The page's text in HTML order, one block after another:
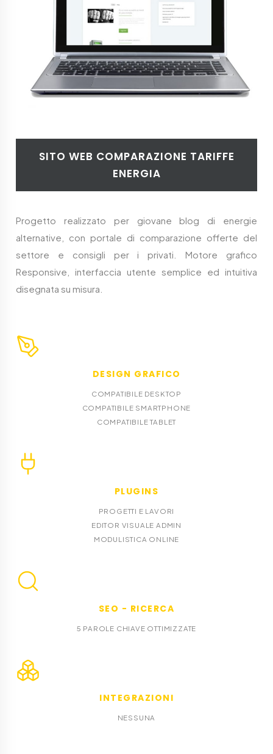
SITO WEB COMPARAZIONE TARIFFE
ENERGIA
Progetto realizzato per giovane blog di energie
alternative, con portale di comparazione offerte del
settore e consigli per i privati. Motore grafico
Responsive, interfaccia utente semplice ed intuitiva
disegnata su misura.
DESIGN GRAFICO
COMPATIBILE DESKTOP
COMPATIBILE SMARTPHONE
COMPATIBILE TABLET
PLUGINS
PROGETTI E LAVORI
EDITOR VISUALE ADMIN
MODULISTICA ONLINE
SEO - RICERCA
5 PAROLE CHIAVE OTTIMIZZATE
INTEGRAZIONI
NESSUNA